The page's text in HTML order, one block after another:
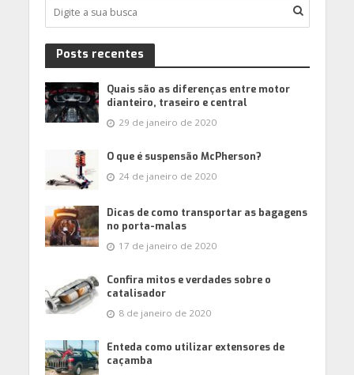
Posts recentes
Quais são as diferenças entre motor
dianteiro, traseiro e central
29 de janeiro de 2020
O que é suspensão McPherson?
24 de janeiro de 2020
Dicas de como transportar as bagagens
no porta-malas
17 de janeiro de 2020
Confira mitos e verdades sobre o
catalisador
8 de janeiro de 2020
Enteda como utilizar extensores de
caçamba